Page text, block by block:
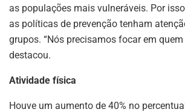
as populações mais vulneráveis. Por
as políticas de prevenção tenham
grupos. “Nós precisamos focar em quem
destacou.
Atividade física
Houve um aumento de 40% no